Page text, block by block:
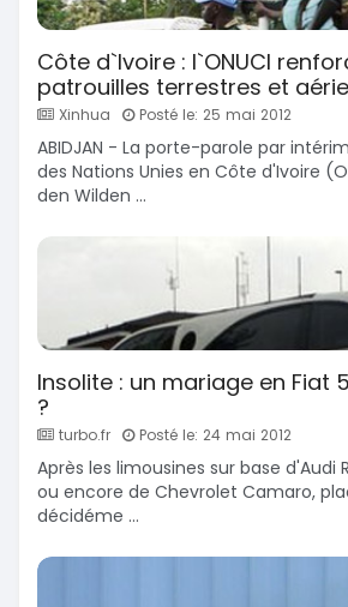
Côte d`Ivoire : l`ONUCI
patrouilles terrestres et
Xinhua Posté le: 25 mai 2012
ABIDJAN - La porte-parole par
des Nations Unies en Côte d'Ivoire
den Wilden ...
Insolite : un mariage en Fiat
?
turbo.fr Posté le: 24 mai 2012
Après les limousines sur base d'Audi
ou encore de Chevrolet Camaro,
décidéme ...